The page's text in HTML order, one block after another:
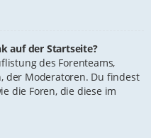
auf der Startseite?
des Forenteams,
der Moderatoren. Du findest
die Foren, die diese im